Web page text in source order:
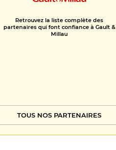
Retrouvez la liste complète des
partenaires qui font confiance à Gault &
Millau
TOUS NOS PARTENAIRES